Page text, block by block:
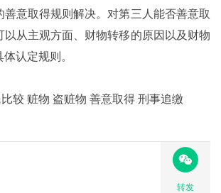
善意取得规则解决。对第三人能否善意取
以从主观方面、财物转移的原因以及财物
认定规则。
较 赃物 盗赃物 善意取得 刑事追缴
转发